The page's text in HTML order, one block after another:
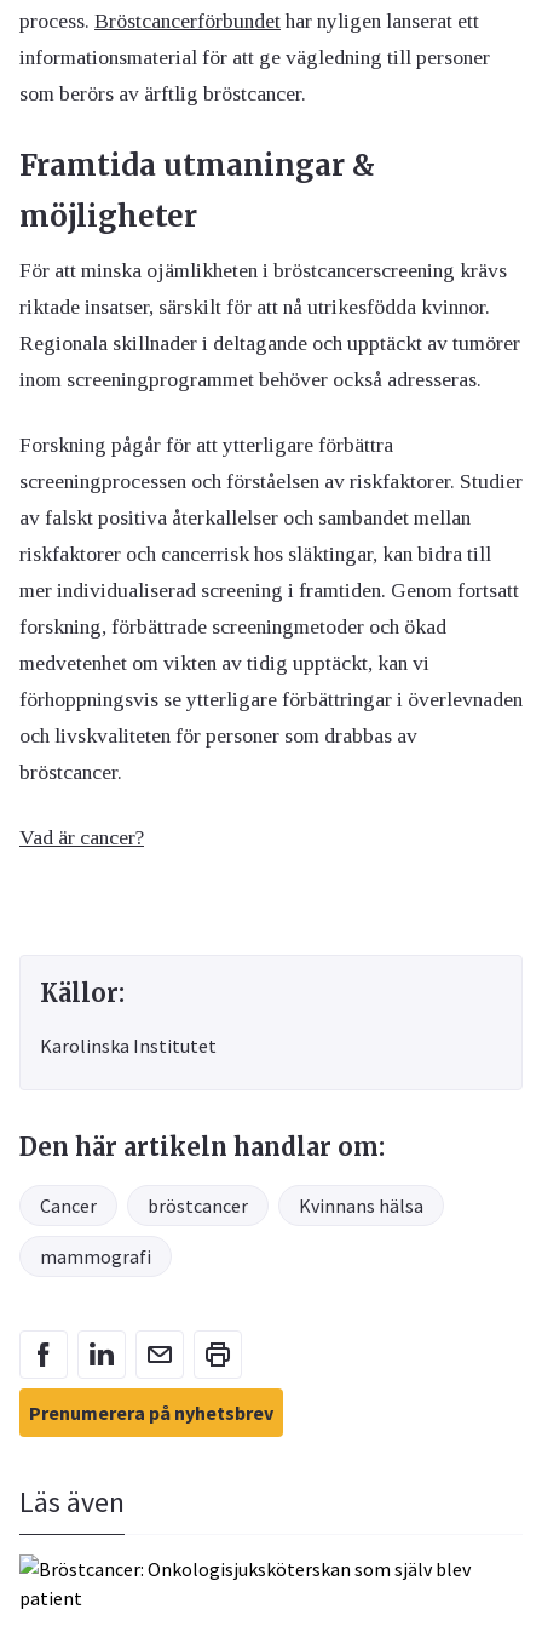
process. Bröstcancerförbundet har nyligen lanserat ett
informationsmaterial för att ge vägledning till personer
som berörs av ärftlig bröstcancer.
Framtida utmaningar &
möjligheter
För att minska ojämlikheten i bröstcancerscreening krävs
riktade insatser, särskilt för att nå utrikesfödda kvinnor.
Regionala skillnader i deltagande och upptäckt av tumörer
inom screeningprogrammet behöver också adresseras.
Forskning pågår för att ytterligare förbättra
screeningprocessen och förståelsen av riskfaktorer. Studier
av falskt positiva återkallelser och sambandet mellan
riskfaktorer och cancerrisk hos släktingar, kan bidra till
mer individualiserad screening i framtiden. Genom fortsatt
forskning, förbättrade screeningmetoder och ökad
medvetenhet om vikten av tidig upptäckt, kan vi
förhoppningsvis se ytterligare förbättringar i överlevnaden
och livskvaliteten för personer som drabbas av
bröstcancer.
Vad är cancer?
Källor:
Karolinska Institutet
Den här artikeln handlar om:
Cancer bröstcancer Kvinnans hälsa
mammografi
Prenumerera på nyhetsbrev
Läs även